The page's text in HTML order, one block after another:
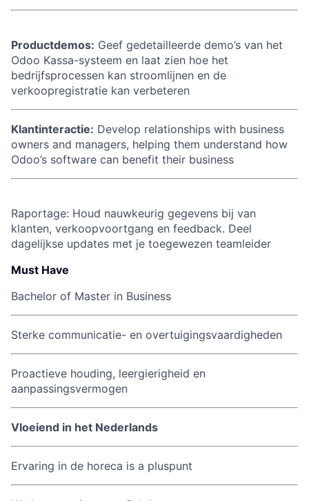
Productdemos: Geef gedetailleerde demo’s van het
Odoo Kassa-systeem en laat zien hoe het
bedrijfsprocessen kan stroomlijnen en de
verkoopregistratie kan verbeteren
Klantinteractie: Develop relationships with business
owners and managers, helping them understand how
Odoo’s software can benefit their business
Raportage: Houd nauwkeurig gegevens bij van
klanten, verkoopvoortgang en feedback. Deel
dagelijkse updates met je toegewezen teamleider
Must Have
Bachelor of Master in Business
Sterke communicatie- en overtuigingsvaardigheden
Proactieve houding, leergierigheid en
aanpassingsvermogen
Vloeiend in het Nederlands
Ervaring in de horeca is a pluspunt